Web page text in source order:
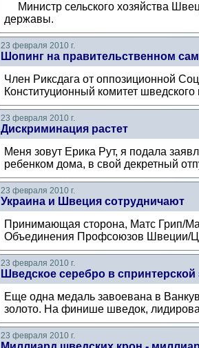
Министр сельского хозяйства
державы.
23 февраля 2010 г.
Шопинг на правительственном
Член Риксдага от оппозиционной
Конституционный комитет
23 февраля 2010 г.
Дискриминация растет
Меня зовут Ерика Рут, я подала
ребенком дома, в свой декретный
23 февраля 2010 г.
Украина и Швеция сотрудничают
Принимающая сторона, Матс Грип/
Объединения Профсоюзов Швеции/
23 февраля 2010 г.
Шведское серебро в спринтерской
Еще одна медаль завоевана в
золото. На финише шведок,
23 февраля 2010 г.